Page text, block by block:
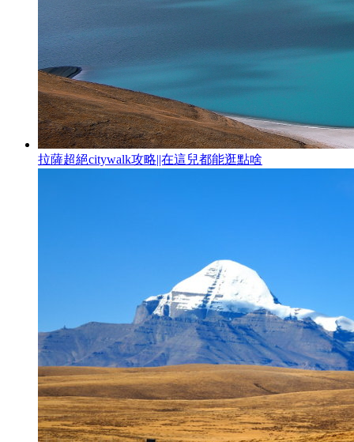
拉薩超絕citywalk攻略||在這兒都能逛點啥